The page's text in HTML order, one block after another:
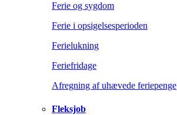
Ferie og sygdom
Ferie i opsigelsesperioden
Ferielukning
Feriefridage
Afregning af uhævede feriepenge
Fleksjob